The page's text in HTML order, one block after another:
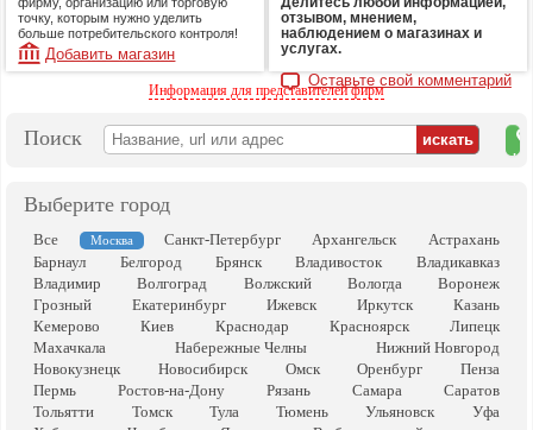
точку, которым нужно уделить
больше потребительского контроля!
Добавить магазин
отзывом, мнением,
наблюдением о магазинах и
услугах.
Оставьте свой комментарий
Информация для представителей фирм
Поиск
на
Выберите город
Все Москва Санкт-Петербург Архангельск
Астрахань
Барнаул
Белгород Брянск Владивосток
Владикавказ
Владимир
Волгоград Волжский Вологда
Воронеж
Грозный
Екатеринбург Ижевск Иркутск
Казань
Кемерово
Киев Краснодар Красноярск
Липецк
Махачкала
Набережные Челны
Нижний Новгород
Новокузнецк
Новосибирск Омск Оренбург
Пенза
Пермь
Ростов-на-Дону Рязань Самара
Саратов
Тольятти
Томск Тула Тюмень Ульяновск
Уфа